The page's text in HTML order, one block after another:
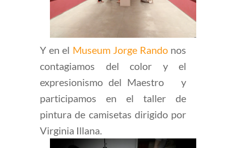
Y en el Museum Jorge Randonos
contagiamos del color y el
expresionismo del Maestro y
participamos en el taller de
pintura de camisetas dirigido por
Virginia Illana.